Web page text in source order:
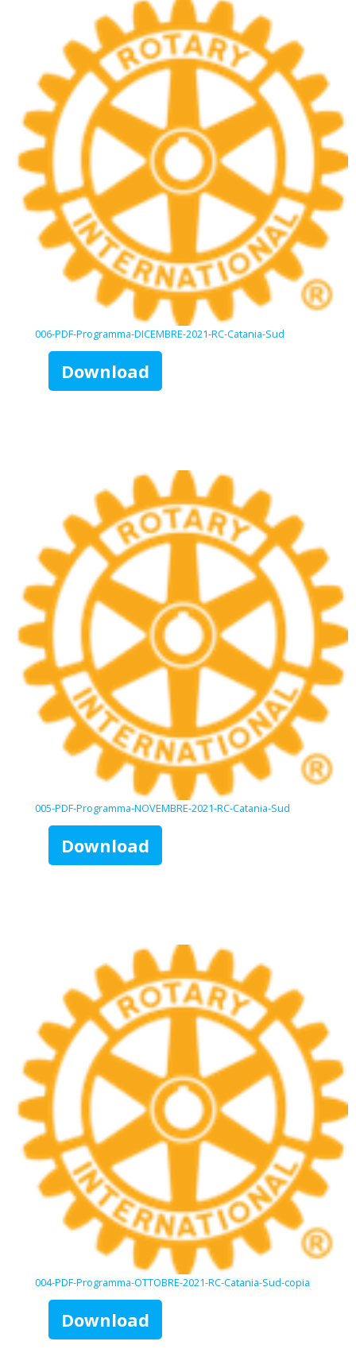
006-PDF-Programma-DICEMBRE-2021-RC-Catania-Sud
Download
005-PDF-Programma-NOVEMBRE-2021-RC-Catania-Sud
Download
004-PDF-Programma-OTTOBRE-2021-RC-Catania-Sud-copia
Download